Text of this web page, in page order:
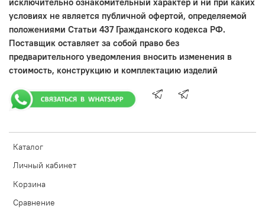
Каталог
Личный кабинет
Корзина
Сравнение
условиях не является публичной офертой, определяемой
положениями Статьи 437 Гражданского кодекса РФ.
Поставщик оставляет за собой право без
предварительного уведомления вносить изменения в
стоимость, конструкцию и комплектацию изделий